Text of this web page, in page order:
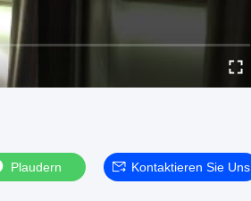
Plaudern Kontaktieren Sie Uns